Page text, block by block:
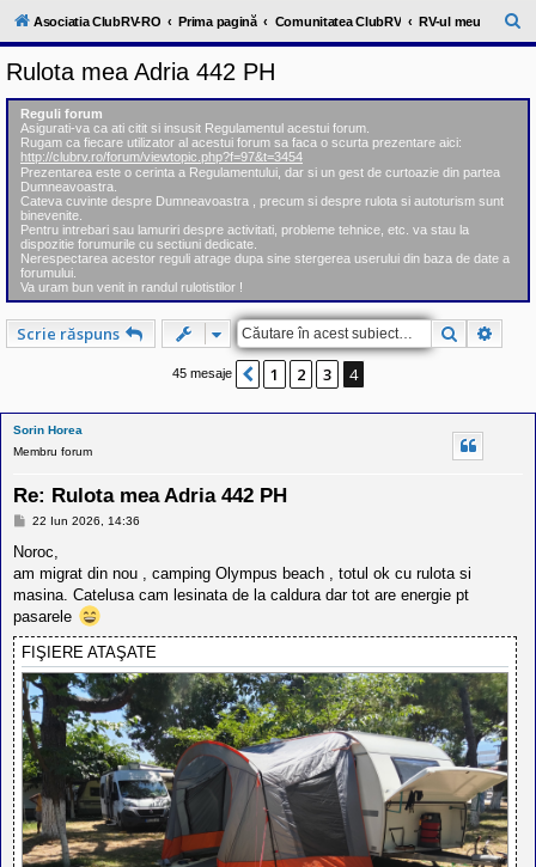
l
u
V
c
o
m
u
n
i
t
a
t
e
a
p
o
s
e
l
o
r
e
r
u
o
e
i
a
u
t
o
r
u
l
o
t
e
d
i
n
R
Asociatia ClubRV-RO Prima pagină Comunitatea ClubRV RV-ul meu
ă
Rulota mea Adria 442 PH
Reguli forum
Asigurati-va ca ati citit si insusit Regulamentul acestui forum.
Rugam ca fiecare utilizator al acestui forum sa faca o scurta prezentare aici:
http://clubrv.ro/forum/viewtopic.php?f=97&t=3454
Prezentarea este o cerinta a Regulamentului, dar si un gest de curtoazie din partea
Dumneavoastra.
Cateva cuvinte despre Dumneavoastra , precum si despre rulota si autoturism sunt
binevenite.
Pentru intrebari sau lamuriri despre activitati, probleme tehnice, etc. va stau la
dispozitie forumurile cu sectiuni dedicate.
Nerespectarea acestor reguli atrage dupa sine stergerea userului din baza de date a
forumului.
Va uram bun venit in randul rulotistilor !
Scrie răspuns Căutare
45 mesaje Anterior
1 2 3 4
Sorin Horea
Membru forum
Re: Rulota mea Adria 442 PH
M
s
j
22 Iun 2026, 14:36
Noroc,
am migrat din nou , camping Olympus beach , totul ok cu rulota si
masina. Catelusa cam lesinata de la caldura dar tot are energie pt
pasarele
FIŞIERE ATAŞATE